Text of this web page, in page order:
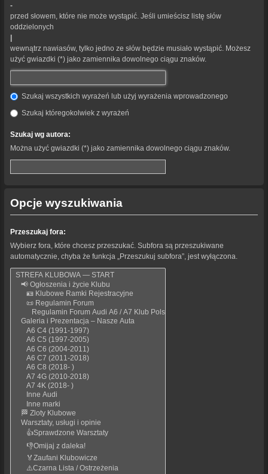
-
przed słowem, które nie może wystąpić. Jeśli umieścisz listę słów
oddzielonych
wewnątrz nawiasów, tylko jedno ze słów będzie musiało wystąpić. Możesz
użyć gwiazdki (*) jako zamiennika dowolnego ciągu znaków.
Szukaj wszystkich wyrażeń lub użyj wyrażenia wprowadzonego
Szukaj któregokolwiek z wyrażeń
Szukaj wg autora:
Można użyć gwiazdki (*) jako zamiennika dowolnego ciągu znaków.
Opcje wyszukiwania
Przeszukaj fora:
Wybierz fora, które chcesz przeszukać. Subfora są przeszukiwane
automatycznie, chyba że funkcja „Przeszukuj subfora”, jest wyłączona.